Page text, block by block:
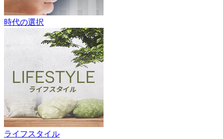
時代の選択
ライフスタイル